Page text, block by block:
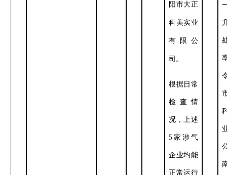
阳市大正
科美实业
有限公
司。
根据日常
检查情
况，上述
5 家涉气
企业均能
正常运行